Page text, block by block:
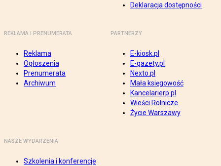
Deklaracja dostępności
REKLAMA I PRENUMERATA
Reklama
Ogłoszenia
Prenumerata
Archiwum
PARTNERZY
E-kiosk.pl
E-gazety.pl
Nexto.pl
Mała księgowość
Kancelarierp.pl
Wieści Rolnicze
Życie Warszawy
NASZE WYDARZENIA
Szkolenia i konferencje